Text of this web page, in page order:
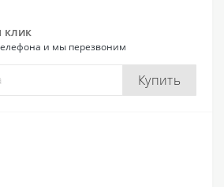
клик
и мы перезвоним
Купить